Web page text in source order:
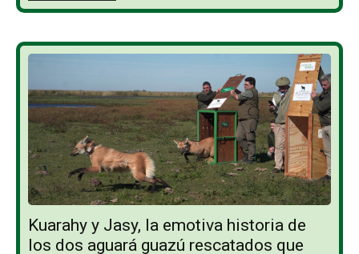
Kuarahy y Jasy, la emotiva historia de
los dos aguará guazú rescatados que